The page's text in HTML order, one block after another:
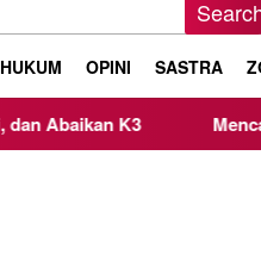
HUKUM OPINI SASTRA
Mencari Titik Temu dalam